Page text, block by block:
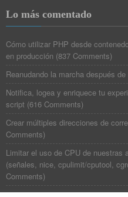
Lo más comentado
Cómo utilizar PHP desde
en producción (837 Comments)
Reanudando la marcha después
Notifica, logea y enriquece tu
script (616 Comments)
Crear múltiples direcciones de
Comments)
Limitar el uso de CPU de nuestras
(señales, nice, cpulimit/cputool,
Comments)